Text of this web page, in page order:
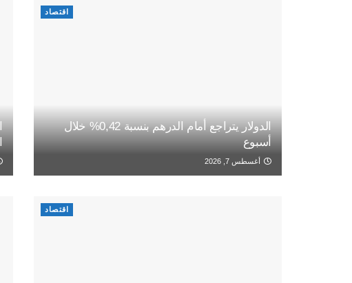
اقتصاد
الدولار يتراجع أمام الدرهم بنسبة 0,42% خلال
أسبوع
أغسطس 7, 2026
اقتصاد